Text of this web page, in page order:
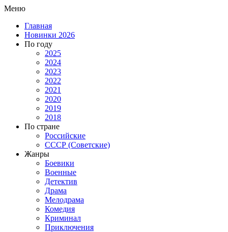
Меню
Главная
Новинки 2026
По году
2025
2024
2023
2022
2021
2020
2019
2018
По стране
Российские
СССР (Советские)
Жанры
Боевики
Военные
Детектив
Драма
Мелодрама
Комедия
Криминал
Приключения